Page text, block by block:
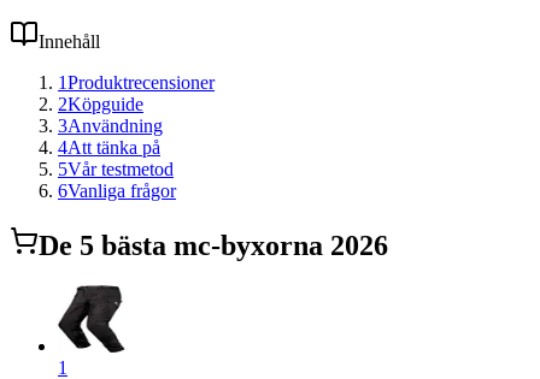
Innehåll
1Produktrecensioner
2Köpguide
3Användning
4Att tänka på
5Vår testmetod
6Vanliga frågor
De 5 bästa mc-byxorna 2026
1